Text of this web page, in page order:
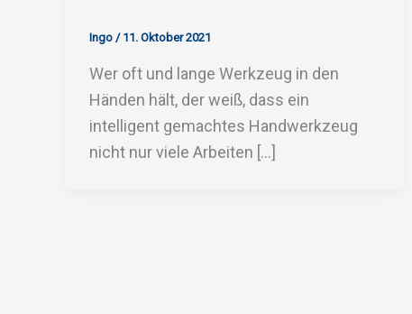
Ingo / 11. Oktober 2021
Wer oft und lange Werkzeug in den
Händen hält, der weiß, dass ein
intelligent gemachtes Handwerkzeug
nicht nur viele Arbeiten […]